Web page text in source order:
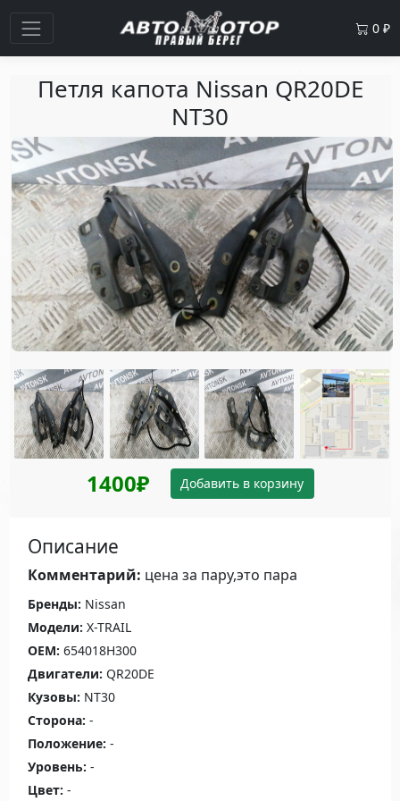
0 ₽
Петля капота Nissan QR20DE
NT30
1400₽ Добавить в корзину
Описание
Комментарий: цена за пару,это пара
Бренды: Nissan
Модели: X-TRAIL
OEM: 654018H300
Двигатели: QR20DE
Кузовы: NT30
Сторона: -
Положение: -
Уровень: -
Цвет: -